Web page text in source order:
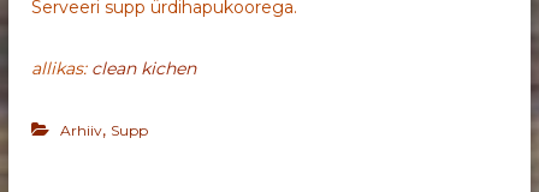
Serveeri supp ürdihapukoorega.
allikas: clean kichen
Arhiiv, Supp